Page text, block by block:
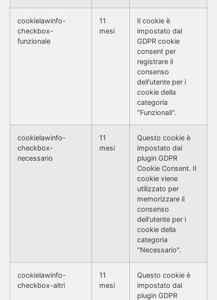
cookielawinfo-
checkbox-
funzionale
11
mesi
Il cookie è
impostato dal
GDPR cookie
consent per
registrare il
consenso
dell'utente per i
cookie della
categoria
"Funzionali".
cookielawinfo-
checkbox-
necessario
11
mesi
Questo cookie è
impostato dal
plugin GDPR
Cookie Consent. Il
cookie viene
utilizzato per
memorizzare il
consenso
dell'utente per i
cookie della
categoria
"Necessario".
cookielawinfo-
checkbox-altri
11
mesi
Questo cookie è
impostato dal
plugin GDPR